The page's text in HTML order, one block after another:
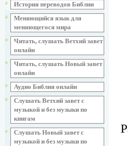
История переводов Библии
Меняющийся язык для
меняющегося мира
Читать, слушать Ветхий завет
онлайн
Читать, слушать Новый завет
онлайн
Аудио Библия онлайн
Слушать Ветхий завет с
музыкой и без музыки по
книгам
Слушать Новый завет с
музыкой и без музыки по